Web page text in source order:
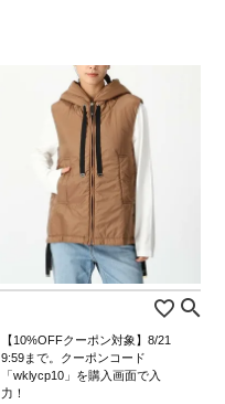
【10%OFFクーポン対象】8/21
9:59まで。クーポンコード
「wklycp10」を購入画面で入
力！